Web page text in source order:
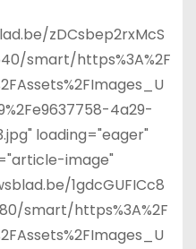
zDCsbep2rxMcS
smart/https%3A%2F
4a29-
loading="eager"
image"
1gdcGUFICc8
smart/https%3A%2F